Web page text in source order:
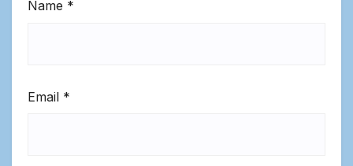
Name *
Email *